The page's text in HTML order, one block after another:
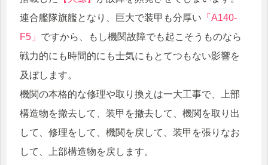
連合艦隊旗艦となり、巨大で装甲も分厚い 「A140-
F5」 ですから、もし機関故障でも起こそうものなら
戦力的にも時間的にも士気にもとてつもない影響を
及ぼします。
機関の本格的な修理や取り換えは一大工事で、上部
構造物を撤去して、装甲を撤去して、機関を取り出
して、修理をして、機関を戻して、装甲を張りなお
して、上部構造物を戻します。